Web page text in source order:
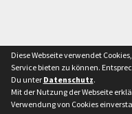
Diese Webseite verwendet
Service bieten zu können.
Du unter Datenschutz.
Mit der Nutzung der Webseite
Verwendung von Cookies